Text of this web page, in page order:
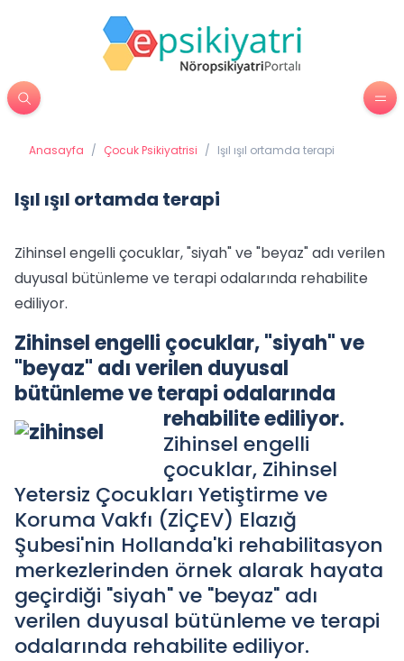
Anasayfa / Çocuk Psikiyatrisi / Işıl ışıl ortamda terapi
Işıl ışıl ortamda terapi
Zihinsel engelli çocuklar, "siyah" ve "beyaz" adı verilen
duyusal bütünleme ve terapi odalarında rehabilite
ediliyor.
Zihinsel engelli çocuklar, "siyah" ve
"beyaz" adı verilen duyusal
bütünleme ve terapi odalarında
rehabilite ediliyor.
Zihinsel engelli
çocuklar, Zihinsel
Yetersiz Çocukları Yetiştirme ve
Koruma Vakfı (ZİÇEV) Elazığ
Şubesi'nin Hollanda'ki rehabilitasyon
merkezlerinden örnek alarak hayata
geçirdiği "siyah" ve "beyaz" adı
verilen duyusal bütünleme ve terapi
odalarında rehabilite ediliyor.